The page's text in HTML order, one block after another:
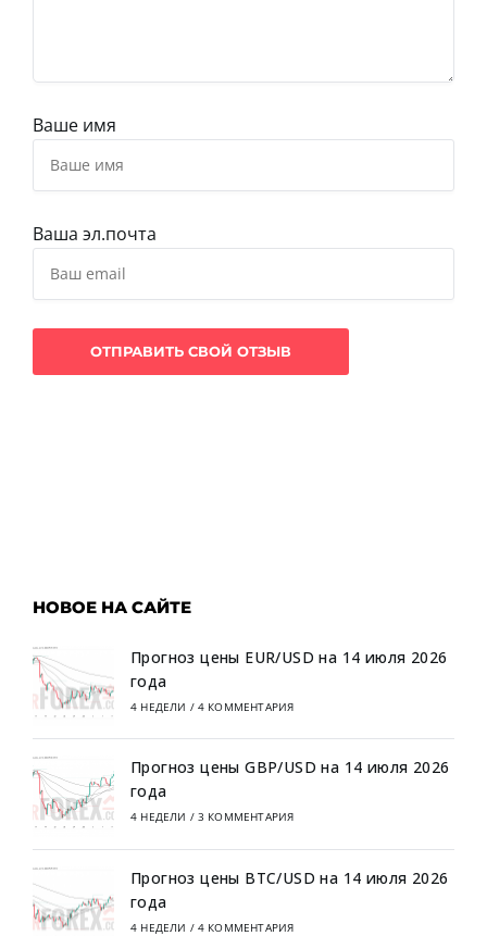
Ваше имя
Ваша эл.почта
НОВОЕ НА САЙТЕ
Прогноз цены EUR/USD на 14 июля 2026
года
4 НЕДЕЛИ / 4 КОММЕНТАРИЯ
Прогноз цены GBP/USD на 14 июля 2026
года
4 НЕДЕЛИ / 3 КОММЕНТАРИЯ
Прогноз цены BTC/USD на 14 июля 2026
года
4 НЕДЕЛИ / 4 КОММЕНТАРИЯ